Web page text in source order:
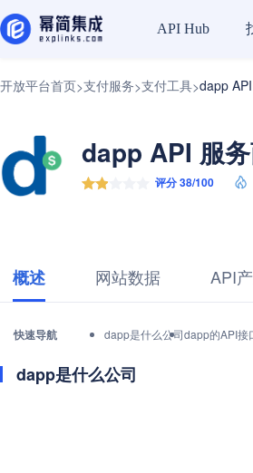
API Hub
开放平台首页>支付服务>支付工具>dapp
dapp API 服
评分 38/100
概述 网站数据 API
快速导航 dapp是什么公司dapp的API接
dapp是什么公司